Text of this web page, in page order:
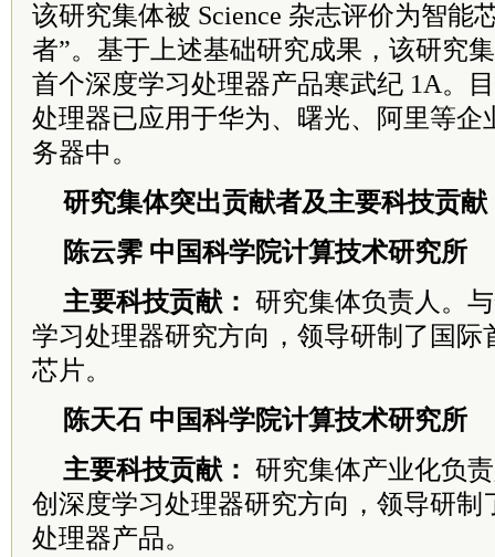
该研究集体被 Science 杂志评价为智能
者”。 基于上述基础研究成果，该研究
首个深度学习处理器产品寒武纪 1A。
处理器已应用于华为、曙光、阿里等企
务器中。
研究集体突出贡献者及主要科技贡献
陈云霁 中国科学院计算技术研究所
主要科技贡献： 研究集体负责人。
学习处理器研究方向，领导研制了国际
芯片。
陈天石 中国科学院计算技术研究所
主要科技贡献： 研究集体产业化负
创深度学习处理器研究方向，领导研制
处理器产品。